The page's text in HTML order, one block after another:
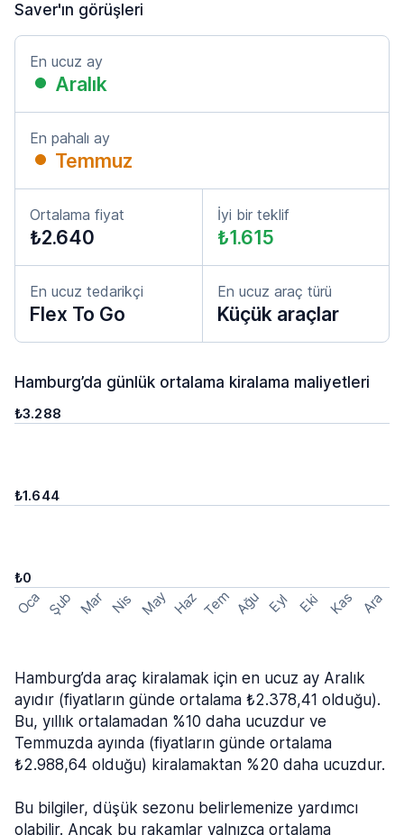
Saver'ın görüşleri
En ucuz ay
Aralık
En pahalı ay
Temmuz
Ortalama fiyat
₺2.640
İyi bir teklif
₺1.615
En ucuz tedarikçi
Flex To Go
En ucuz araç türü
Küçük araçlar
Hamburg’da günlük ortalama kiralama maliyetleri
₺3.288
₺1.644
₺0
Oca Şub Mar Nis May Haz Tem Ağu Eyl Eki Kas Ara
Hamburg’da araç kiralamak için en ucuz ay Aralık
ayıdır (fiyatların günde ortalama ₺2.378,41 olduğu).
Bu, yıllık ortalamadan %10 daha ucuzdur ve
Temmuzda ayında (fiyatların günde ortalama
₺2.988,64 olduğu) kiralamaktan %20 daha ucuzdur.
Bu bilgiler, düşük sezonu belirlemenize yardımcı
olabilir. Ancak bu rakamlar yalnızca ortalama